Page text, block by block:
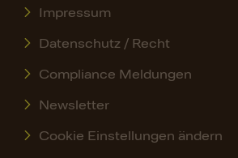
Impressum
Datenschutz / Recht
Compliance Meldungen
Newsletter
Cookie Einstellungen ändern